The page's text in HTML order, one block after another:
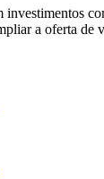
a oferta de